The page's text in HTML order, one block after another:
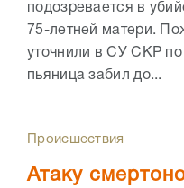
подозревается в
75-летней матери.
уточнили в СУ СКР
пьяница забил до...
Происшествия
Атаку